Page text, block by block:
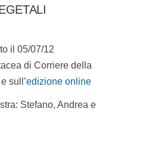
il 05/07/12
di Corriere della
sull’edizione online
Stefano, Andrea e